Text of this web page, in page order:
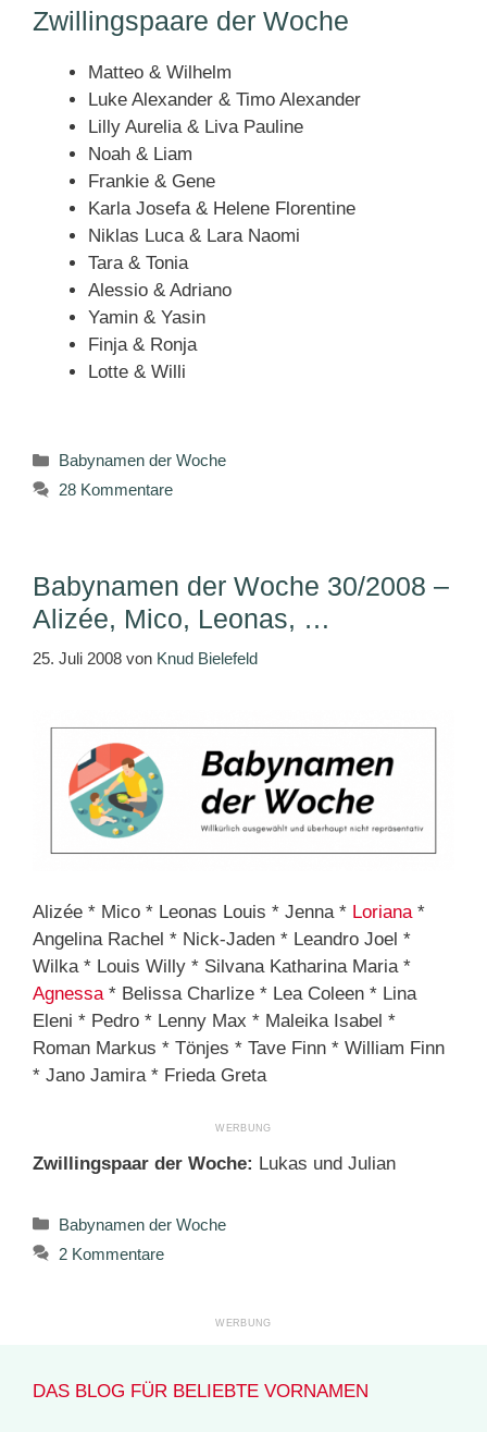
Zwillingspaare der Woche
Matteo & Wilhelm
Luke Alexander & Timo Alexander
Lilly Aurelia & Liva Pauline
Noah & Liam
Frankie & Gene
Karla Josefa & Helene Florentine
Niklas Luca & Lara Naomi
Tara & Tonia
Alessio & Adriano
Yamin & Yasin
Finja & Ronja
Lotte & Willi
Kategorien
Babynamen der Woche
28 Kommentare
Babynamen der Woche 30/2008 –
Alizée, Mico, Leonas, …
25. Juli 2008 von Knud Bielefeld
Alizée * Mico * Leonas Louis * Jenna * Loriana*
Angelina Rachel * Nick-Jaden * Leandro Joel *
Wilka * Louis Willy * Silvana Katharina Maria *
Agnessa* Belissa Charlize * Lea Coleen * Lina
Eleni * Pedro * Lenny Max * Maleika Isabel *
Roman Markus * Tönjes * Tave Finn * William Finn
* Jano Jamira * Frieda Greta
Zwillingspaar der Woche: Lukas und Julian
Kategorien
Babynamen der Woche
2 Kommentare
DAS BLOG FÜR BELIEBTE VORNAMEN